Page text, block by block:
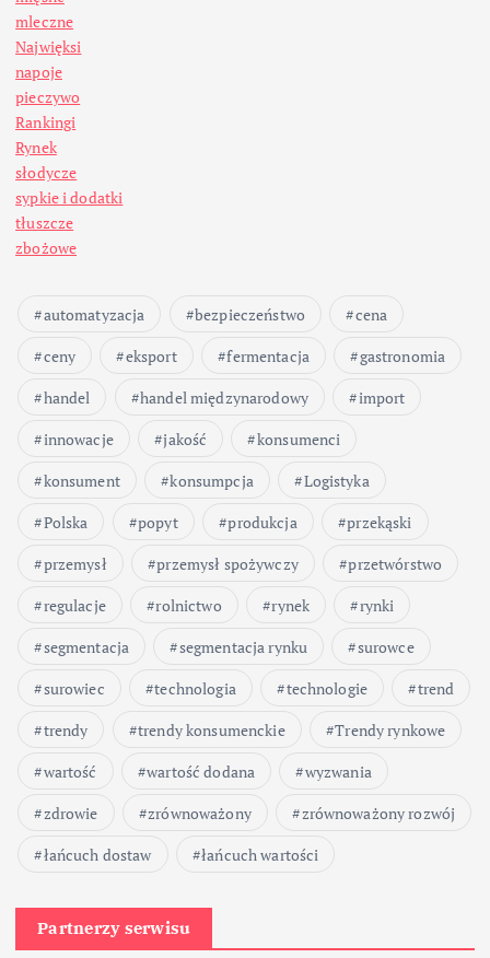
mleczne
Najwięksi
napoje
pieczywo
Rankingi
Rynek
słodycze
sypkie i dodatki
tłuszcze
zbożowe
automatyzacja bezpieczeństwo
cena
ceny
eksport fermentacja
gastronomia
handel
handel międzynarodowy
import
innowacje
jakość
konsumenci
konsument
konsumpcja
Logistyka
Polska
popyt produkcja
przekąski
przemysł
przemysł spożywczy
przetwórstwo
regulacje
rolnictwo rynek
rynki
segmentacja
segmentacja rynku
surowce
surowiec
technologia technologie
trend
trendy
trendy konsumenckie
Trendy rynkowe
wartość
wartość dodana
wyzwania
zdrowie
zrównoważony
zrównoważony rozwój
łańcuch dostaw
łańcuch wartości
Partnerzy serwisu